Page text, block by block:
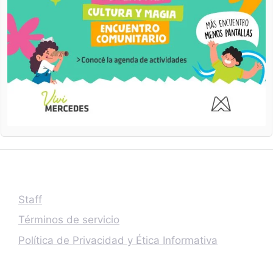
Staff
Términos de servicio
Política de Privacidad y Ética Informativa